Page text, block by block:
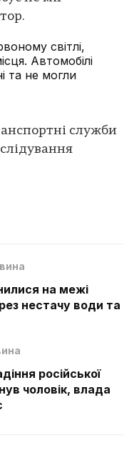
світлі,
Автомобілі
та не могли
служби
на межі
нестачу води та
російської
чоловік, влада